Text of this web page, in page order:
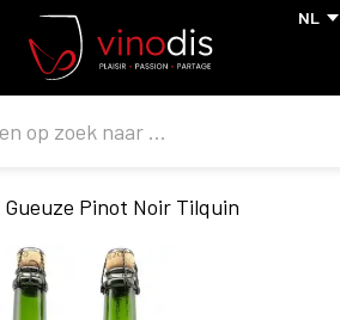
Pinot Noir Tilquin